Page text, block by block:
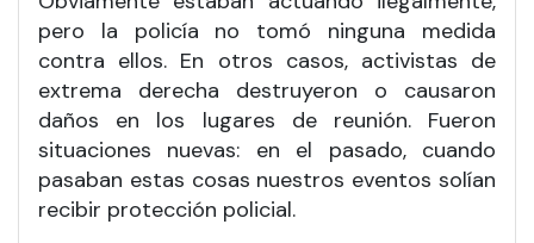
pero la policía no tomó ninguna medida
contra ellos. En otros casos, activistas de
extrema derecha destruyeron o causaron
daños en los lugares de reunión. Fueron
situaciones nuevas: en el pasado, cuando
pasaban estas cosas nuestros eventos solían
recibir protección policial.